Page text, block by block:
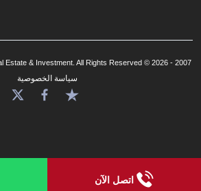
2007 - 2026 © Antalya Development - Real Estate & Investment. All Rights Reserved. -
سياسة الخصوصية
اتصل الآن